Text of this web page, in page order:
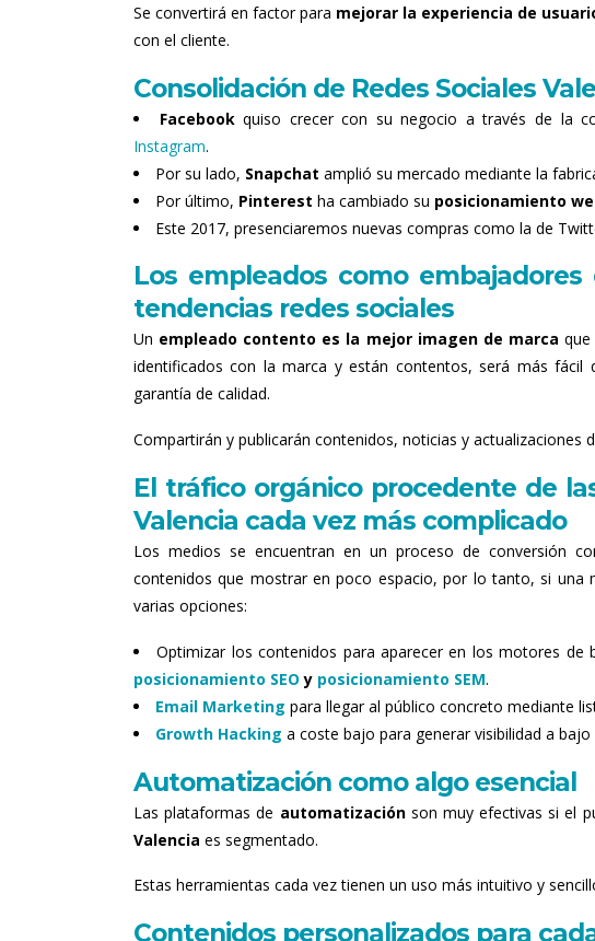
Se convertirá en factor para mejorar la experiencia de
con el cliente.
Consolidación de Redes Sociales
Facebookquiso crecer con su negocio a través de la
Instagram.
Por su lado, Snapchat amplió su mercado mediante la
Por último, Pinterest ha cambiado su posicionamiento
Este 2017, presenciaremos nuevas compras como la de
Los empleados como
tendencias redes sociales
Un empleado contento es la mejor imagen de marca
identificados con la marca y están contentos, será más
garantía de calidad.
Compartirán y publicarán contenidos, noticias y
El tráfico orgánico procedente de
Valencia cada vez más complicado
Los medios se encuentran en un proceso de conversión
contenidos que mostrar en poco espacio, por lo tanto, si una
varias opciones:
Optimizar los contenidos para aparecer en los motores de
posicionamiento SEO y posicionamiento SEM.
Email Marketing para llegar al público concreto mediante
Growth Hacking a coste bajo para generar visibilidad a bajo
Automatización como algo esencial
Las plataformas de automatizaciónson muy efectivas si el
Valencia es segmentado.
Estas herramientas cada vez tienen un uso más intuitivo y
Contenidos personalizados para